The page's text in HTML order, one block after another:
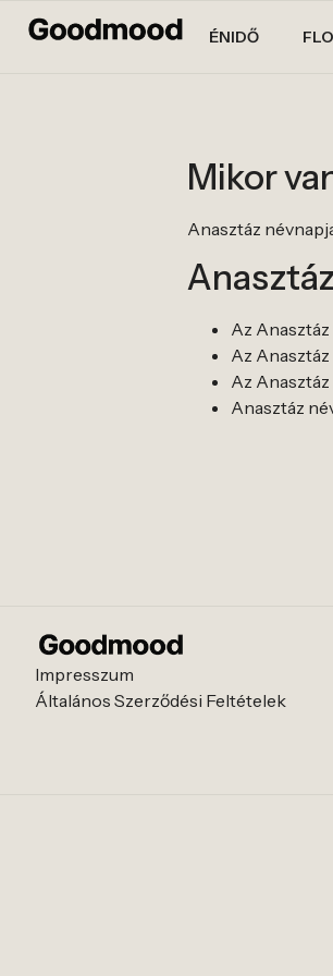
ÉNIDŐ
Mikor
Anasztáz
Anasztáz
Az
Az
Az
Anasztáz
Impresszum
Általános Szerződési Feltételek